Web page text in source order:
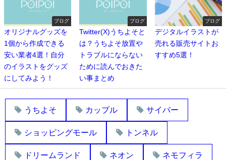
ブログ
オリジナルグッズを
1個から作成できる
安い業者4選！自分
のイラストをグッズ
にしてみよう！
ブログ
Twitter(X)うちよそと
は？うちよそ放置や
トラブルにならない
ために読んでおきた
い事まとめ
ブログ
デジタルイラストが
売れる販売サイトお
すすめ5選！
うちよそ カップル サイバー
ショッピングモール トンネル
ドリームランド ネオン ネモフィラ